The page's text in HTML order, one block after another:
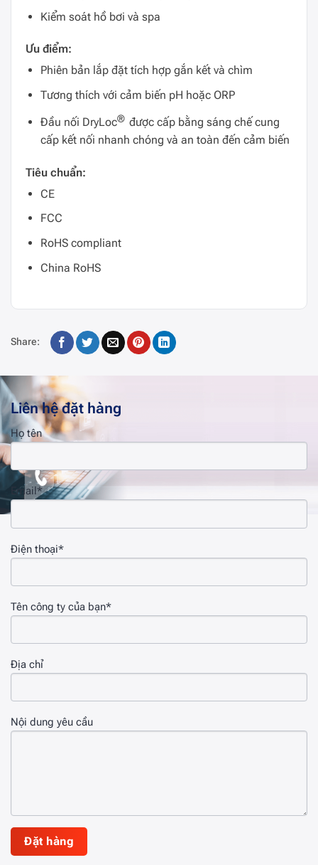
Kiểm soát hồ bơi và spa
Ưu điểm:
Phiên bản lắp đặt tích hợp gắn kết và chìm
Tương thích với cảm biến pH hoặc ORP
Đầu nối DryLoc® được cấp bằng sáng chếcung
cấp kết nối nhanh chóng và an toàn đến cảm biến
Tiêu chuẩn:
CE
FCC
RoHS compliant
China RoHS
Share:
Liên hệ đặt hàng
Họ tên
Email*
Điện thoại*
Tên công ty của bạn*
Địa chỉ
Nội dung yêu cầu